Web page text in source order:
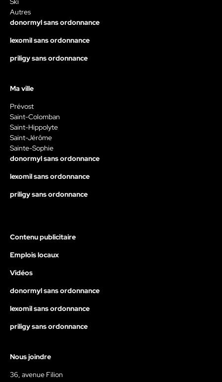
Autres
donormyl sans ordonnance
lexomil sans ordonnance
priligy sans ordonnance
Ma ville
Prévost
Saint-Colomban
Saint-Hippolyte
Saint-Jérôme
Sainte-Sophie
donormyl sans ordonnance
lexomil sans ordonnance
priligy sans ordonnance
Contenu publicitaire
Emplois locaux
Vidéos
donormyl sans ordonnance
lexomil sans ordonnance
priligy sans ordonnance
Nous joindre
36, avenue Filion